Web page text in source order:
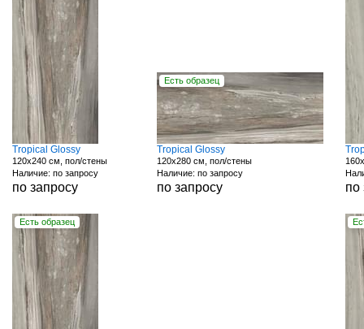
Tropical Glossy
120x240 см, пол/стены
Наличие: по запросу
по запросу
Есть образец
Tropical Glossy
120x280 см, пол/стены
Наличие: по запросу
по запросу по
Есть образец